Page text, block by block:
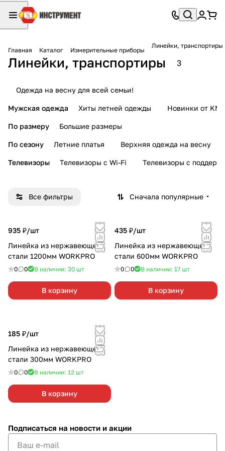
Главная Каталог Измерительные приборы
Линейки, транспортиры
Линейки, транспортиры 3
Одежда на весну для всей семьи!
Мужская одежда Хиты летней одежды Новинки от KMI
По размеру Большие размеры
По сезону Летние платья Верхняя одежда на весну
Телевизоры Телевизоры с Wi-Fi Телевизоры с
Все фильтры Сначала популярные
935 ₽/шт
Линейка из нержавеющей
стали 1200мм WORKPRO
0 0 В наличии: 30 шт
В корзину
435 ₽/шт
Линейка из нержавеющей
стали 600мм WORKPRO
0 0 В наличии: 17 шт
В корзину
185 ₽/шт
Линейка из нержавеющей
стали 300мм WORKPRO
0 0 В наличии: 12 шт
В корзину
Подписаться на новости и акции